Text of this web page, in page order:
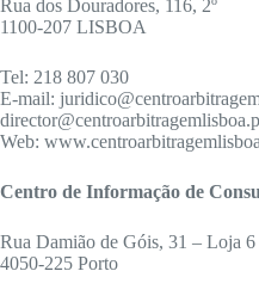
Rua dos Douradores, 116, 2º
1100-207 LISBOA
Tel: 218 807 030
E-mail:
Web:
Centro de Informação de
Rua Damião de Góis, 31 – Loja 6
4050-225 Porto